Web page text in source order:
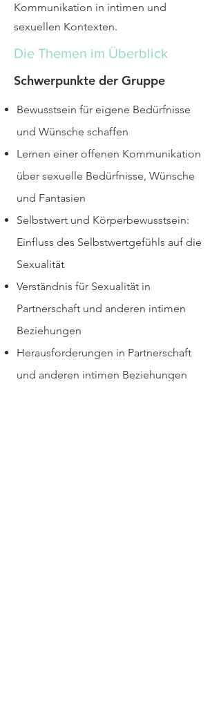
Kommunikation in intimen und
sexuellen Kontexten.
Die Themen im Überblick
Schwerpunkte der Gruppe
Bewusstsein für eigene Bedürfnisse
und Wünsche schaffen
Lernen einer offenen Kommunikation
über sexuelle Bedürfnisse, Wünsche
und Fantasien
Selbstwert und Körperbewusstsein:
Einfluss des Selbstwertgefühls auf die
Sexualität
Verständnis für Sexualität in
Partnerschaft und anderen intimen
Beziehungen
Herausforderungen in Partnerschaft
und anderen intimen Beziehungen